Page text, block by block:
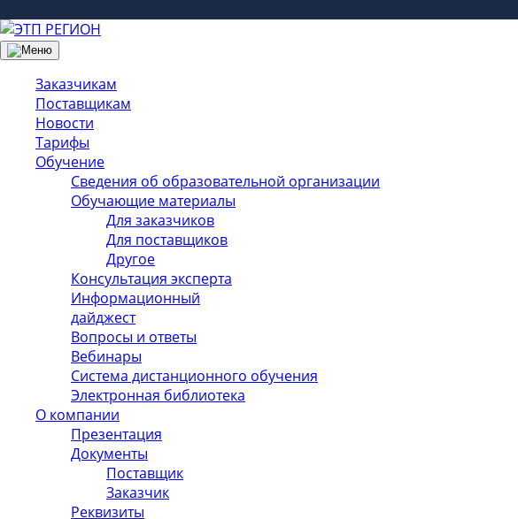
Заказчикам
Поставщикам
Новости
Тарифы
Обучение
Сведения об образовательной организации
Обучающие материалы
Для заказчиков
Для поставщиков
Другое
Консультация эксперта
Информационный
дайджест
Вопросы и ответы
Вебинары
Система дистанционного обучения
Электронная библиотека
О компании
Презентация
Документы
Поставщик
Заказчик
Реквизиты